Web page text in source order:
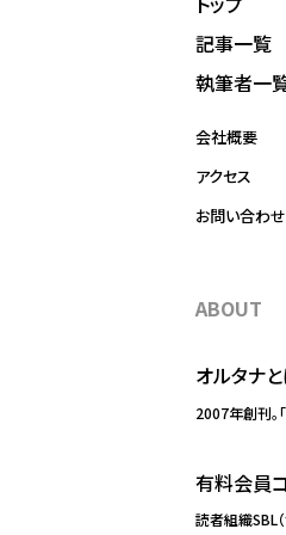
記事一覧
執筆者一
会社概要
アクセス
お問い合わせ
ABOUT
オルタナ
2007年創刊。
有料会員コ
読者組織SBL（